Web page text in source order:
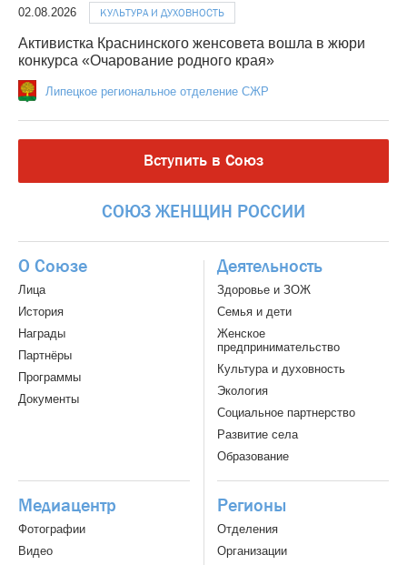
02.08.2026 КУЛЬТУРА И ДУХОВНОСТЬ
Активистка Краснинского женсовета вошла в жюри
конкурса «Очарование родного края»
Липецкое региональное отделение СЖР
Вступить в Союз
СОЮЗ ЖЕНЩИН РОССИИ
О Союзе
Лица
История
Награды
Партнёры
Программы
Документы
Деятельность
Здоровье и ЗОЖ
Семья и дети
Женское
предпринимательство
Культура и духовность
Экология
Социальное партнерство
Развитие села
Образование
Медиацентр
Фотографии
Видео
Регионы
Отделения
Организации